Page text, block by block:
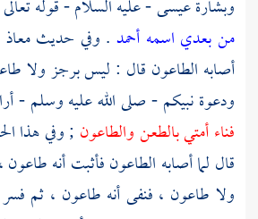
وبشارةعيسى- عليه السلام - قوله
من بعدي اسمه أحمد . وفي حديثمعاذ
أصابه الطاعون قال : ليس برجز ولا
ودعوة نبيكم - صلى الله عليه وسلم -
فناء أمتي بالطعن والطاعون ; وفي هذا
قال لما أصابه الطاعون فأثبت أنه
ولا طاعون ، فنفى أنه طاعون ، ثم